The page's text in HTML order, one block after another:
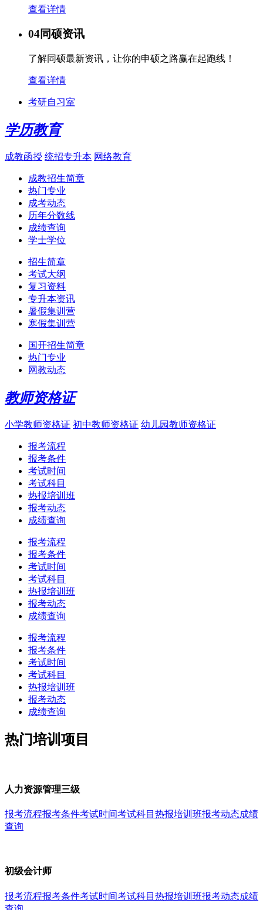
查看详情
04同硕资讯
了解同硕最新资讯，让你的申硕之路赢在起跑线！
查看详情
考研自习室
学历教育
成教函授 统招专升本 网络教育
成教招生简章
热门专业
成考动态
历年分数线
成绩查询
学士学位
招生简章
考试大纲
复习资料
专升本资讯
暑假集训营
寒假集训营
国开招生简章
热门专业
网教动态
教师资格证
小学教师资格证 初中教师资格证 幼儿园教师资格证
报考流程
报考条件
考试时间
考试科目
热报培训班
报考动态
成绩查询
报考流程
报考条件
考试时间
考试科目
热报培训班
报考动态
成绩查询
报考流程
报考条件
考试时间
考试科目
热报培训班
报考动态
成绩查询
热门培训项目
人力资源管理三级
报考流程报考条件考试时间考试科目 热报培训班报考动态成绩
查询
初级会计师
报考流程报考条件考试时间考试科目 热报培训班报考动态成绩